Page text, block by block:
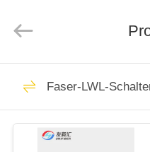
HAUS
PRODUKTE
Co.,Ltd.
Faser-
Faser-LWL-